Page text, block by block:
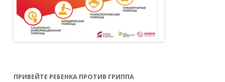
ПРИВЕЙТЕ РЕБЕНКА ПРОТИВ ГРИППА